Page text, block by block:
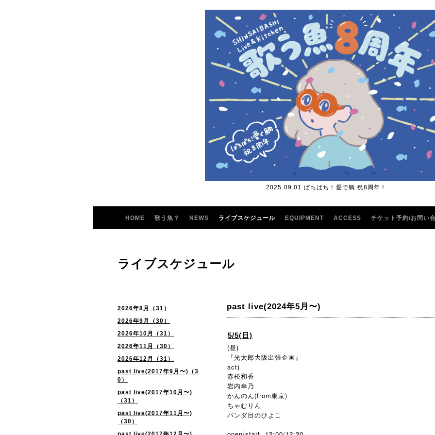
2025.09.01 ぱちぱち！愛で鯛 祝8周年！
HOME 歌う魚？ NEWS ライブスケジュール EQUIPMENT ACCESS チケット予約/お問い
2026年8月（31）
2026年9月（30）
2026年10月（31）
2026年11月（30）
2026年12月（31）
past live(2017年9月〜)（3
0）
past live(2017年10月〜)
（31）
past live(2017年11月〜)
（30）
ライブスケジュール
past live(2024年5月〜)
5/5(日)
(昼)
『光太郎大阪出張企画』
act)
赤松和香
岩内幸乃
かんのん(from東京)
ちゃむりん
パンダ目のひよこ